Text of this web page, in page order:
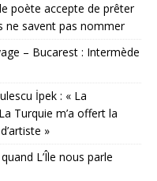
poète accepte de prêter
ne savent pas nommer
– Bucarest : Intermède
İpek : « La
Turquie m’a offert la
»
L’Île nous parle